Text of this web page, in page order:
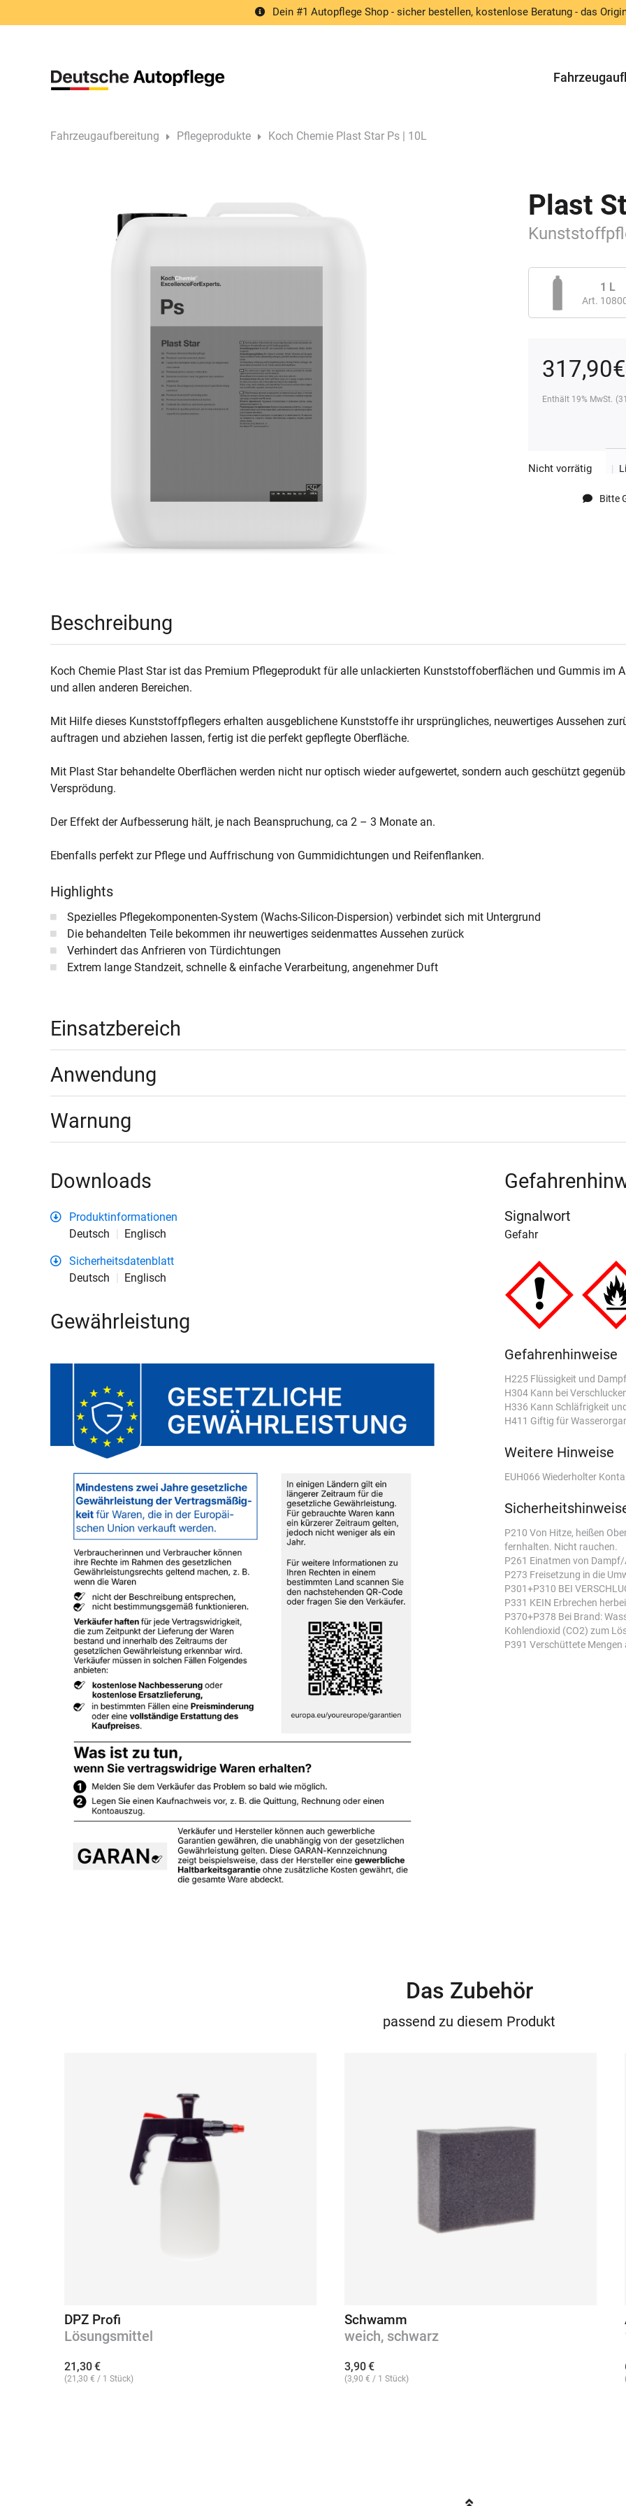
zum
Dein #1 Autopflege Shop - sicher bestellen, kostenlose Beratung - das
Fahrzeugaufbereitung Pflegeprodukte Koch Chemie Plast Star Ps | 10L
Plast
1 L
Art.
317,90€
Enthält 19% MwSt. (
Nicht vorrätig |
Bitte
Beschreibung
Koch Chemie Plast Star ist das Premium Pflegeprodukt für alle unlackierten Kunststoffoberflächen und Gummis im
und allen anderen Bereichen.
Mit Hilfe dieses Kunststoffpflegers erhalten ausgeblichene Kunststoffe ihr ursprüngliches, neuwertiges Aussehen
auftragen und abziehen lassen, fertig ist die perfekt gepflegte Oberfläche.
Mit Plast Star behandelte Oberflächen werden nicht nur optisch wieder aufgewertet, sondern auch geschützt
Versprödung.
Der Effekt der Aufbesserung hält, je nach Beanspruchung, ca 2 – 3 Monate an.
Ebenfalls perfekt zur Pflege und Auffrischung von Gummidichtungen und Reifenflanken.
Highlights
Spezielles Pflegekomponenten-System (Wachs-Silicon-Dispersion) verbindet sich mit Untergrund
Die behandelten Teile bekommen ihr neuwertiges seidenmattes Aussehen zurück
Verhindert das Anfrieren von Türdichtungen
Extrem lange Standzeit, schnelle & einfache Verarbeitung, angenehmer Duft
Einsatzbereich
Anwendung
Warnung
Downloads
Produktinformationen
Deutsch
Englisch
Sicherheitsdatenblatt
Deutsch
Englisch
Gewährleistung
Signalwort
Gefahr
Gefahrenhinweise
H225 Flüssigkeit und
H304 Kann bei
H336 Kann Schläfrigkeit
H411 Giftig für
Weitere Hinweise
EUH066 Wiederholter
P210 Von Hitze, heißen
fernhalten. Nicht rauchen.
P261 Einatmen von
P273 Freisetzung in die
P301+P310 BEI
P331 KEIN Erbrechen
P370+P378 Bei Brand:
Kohlendioxid (CO2) zum
P391 Verschüttete Mengen
Das Zubehör
passend zu diesem Produkt
DPZ Profi
Lösungsmittel
21,30€
(21,30 € / 1 Stück)
Schwamm
weich, schwarz
3,90€
(3,90 € / 1 Stück)